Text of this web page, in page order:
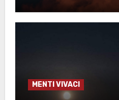
MENTI VIVACI